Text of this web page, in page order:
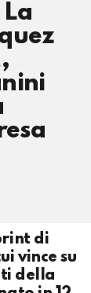
La
di
vince su
della